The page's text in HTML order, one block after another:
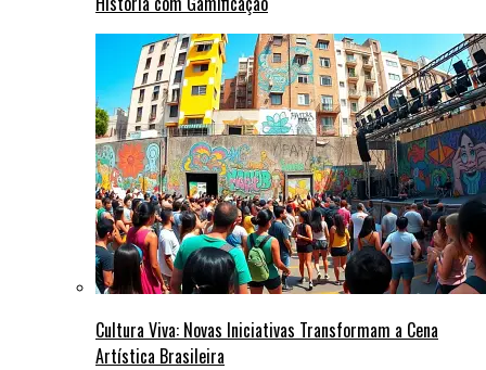
Cultura Viva: Novas Iniciativas Transformam a Cena
Artística Brasileira